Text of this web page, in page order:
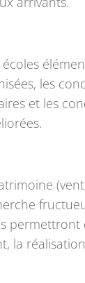
écoles
les
et les
la